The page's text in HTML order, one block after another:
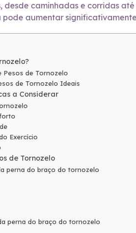
caminhadas e corridas
pode aumentar
Pesos de Tornozelo
de Tornozelo Ideais
a Considerar
Exercício
de Tornozelo
perna do braço do tornozelo
perna do braço do tornozelo